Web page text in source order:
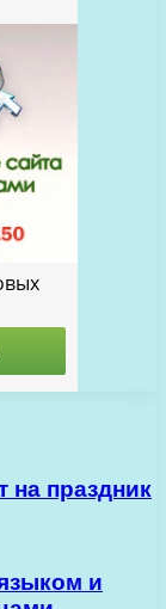
праздник
и